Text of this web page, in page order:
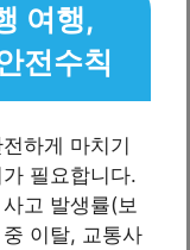
여행,
전수칙
하게 마치기
필요합니다.
고 발생률(보
이탈, 교통사